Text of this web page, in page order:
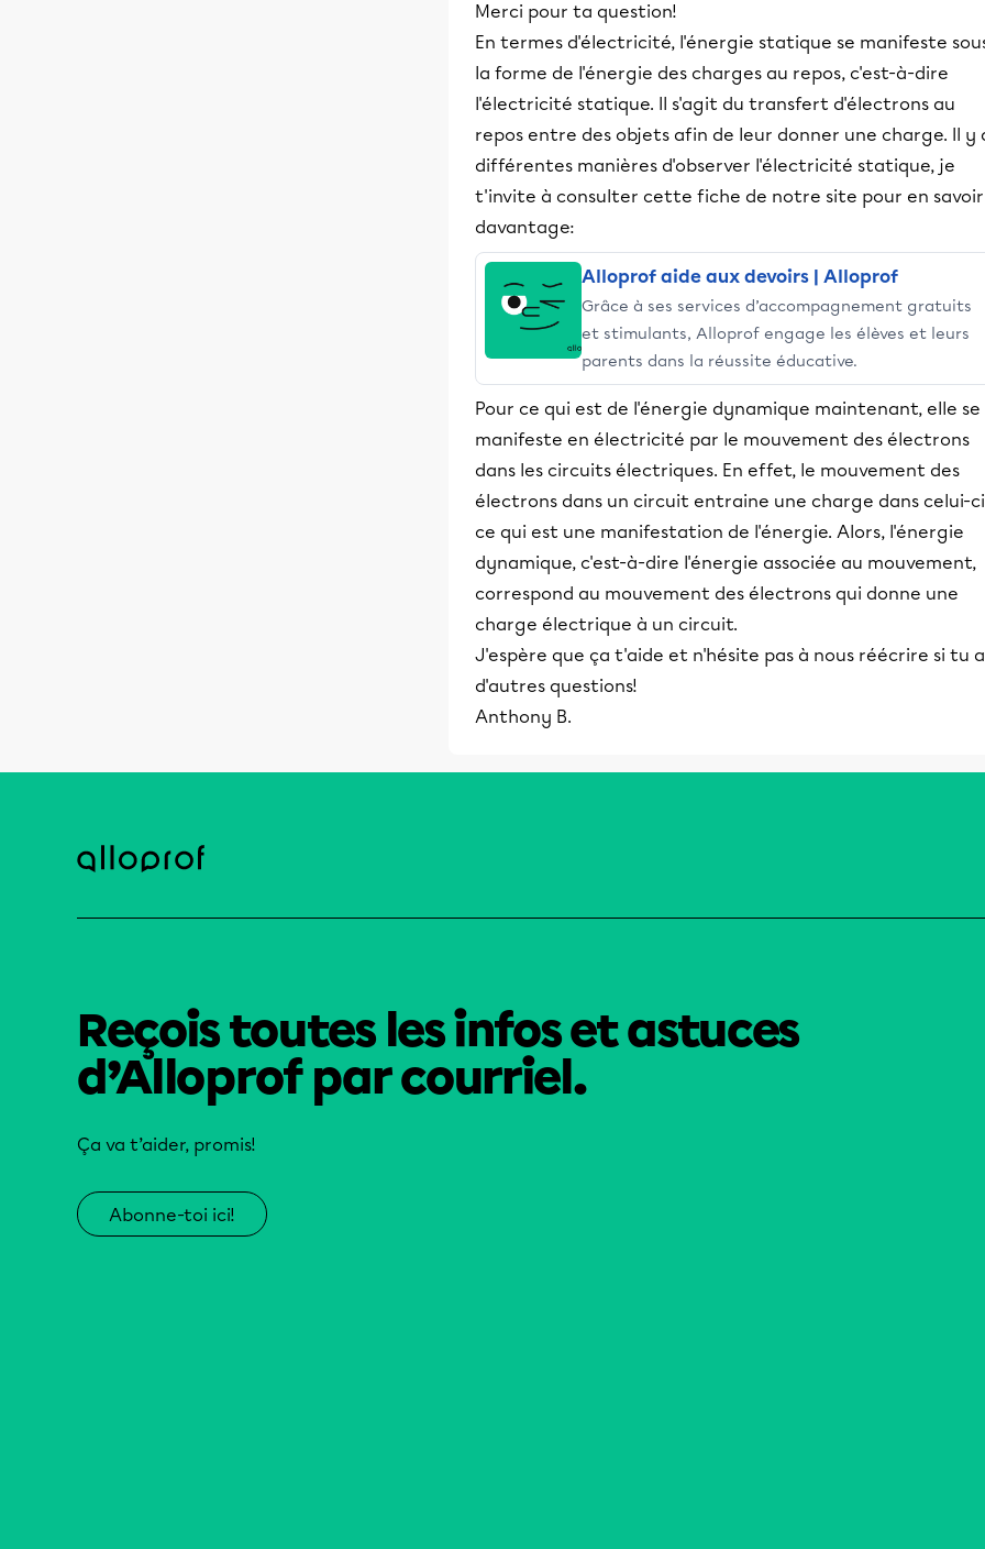
Merci pour ta question!
En termes d'électricité, l'énergie statique se manifeste
la forme de l'énergie des charges au repos, c'est-à-dire
l'électricité statique. Il s'agit du transfert d'électrons au
repos entre des objets afin de leur donner une charge. Il y
différentes manières d'observer l'électricité statique, je
t'invite à consulter cette fiche de notre site pour en savoir
davantage:
Alloprof aide aux devoirs | Alloprof
Grâce à ses services d’accompagnement gratuits
et stimulants, Alloprof engage les élèves et leurs
parents dans la réussite éducative.
Pour ce qui est de l'énergie dynamique maintenant, elle se
manifeste en électricité par le mouvement des électrons
dans les circuits électriques. En effet, le mouvement des
électrons dans un circuit entraine une charge dans celui-
ce qui est une manifestation de l'énergie. Alors, l'énergie
dynamique, c'est-à-dire l'énergie associée au mouvement,
correspond au mouvement des électrons qui donne une
charge électrique à un circuit.
J'espère que ça t'aide et n'hésite pas à nous réécrire si tu
d'autres questions!
Anthony B.
Reçois toutes les infos et astuces
d’Alloprof par courriel.
Ça va t’aider, promis!
Abonne-toi ici!